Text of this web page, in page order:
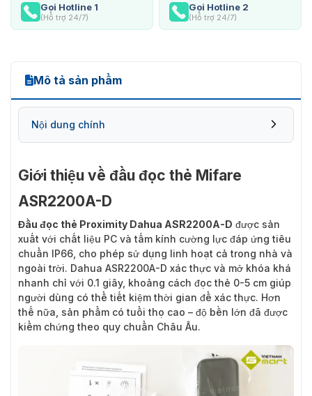
Gọi Hotline 1
(Hỗ trợ 24/7)
Gọi Hotline 2
(Hỗ trợ 24/7)
Mô tả sản phẩm
Nội dung chính
Giới thiệu về đầu đọc thẻ Mifare
ASR2200A-D
Đầu đọc thẻ Proximity Dahua ASR2200A-D được sản
xuất với chất liệu PC và tấm kính cường lực đáp ứng tiêu
chuẩn IP66, cho phép sử dụng linh hoạt cả trong nhà và
ngoài trời. Dahua ASR2200A-D xác thực và mở khóa khá
nhanh chỉ với 0.1 giây, khoảng cách đọc thẻ 0-5 cm giúp
người dùng có thể tiết kiệm thời gian để xác thực. Hơn
thế nữa, sản phẩm có tuổi thọ cao – độ bền lớn đã được
kiểm chứng theo quy chuẩn Châu Âu.